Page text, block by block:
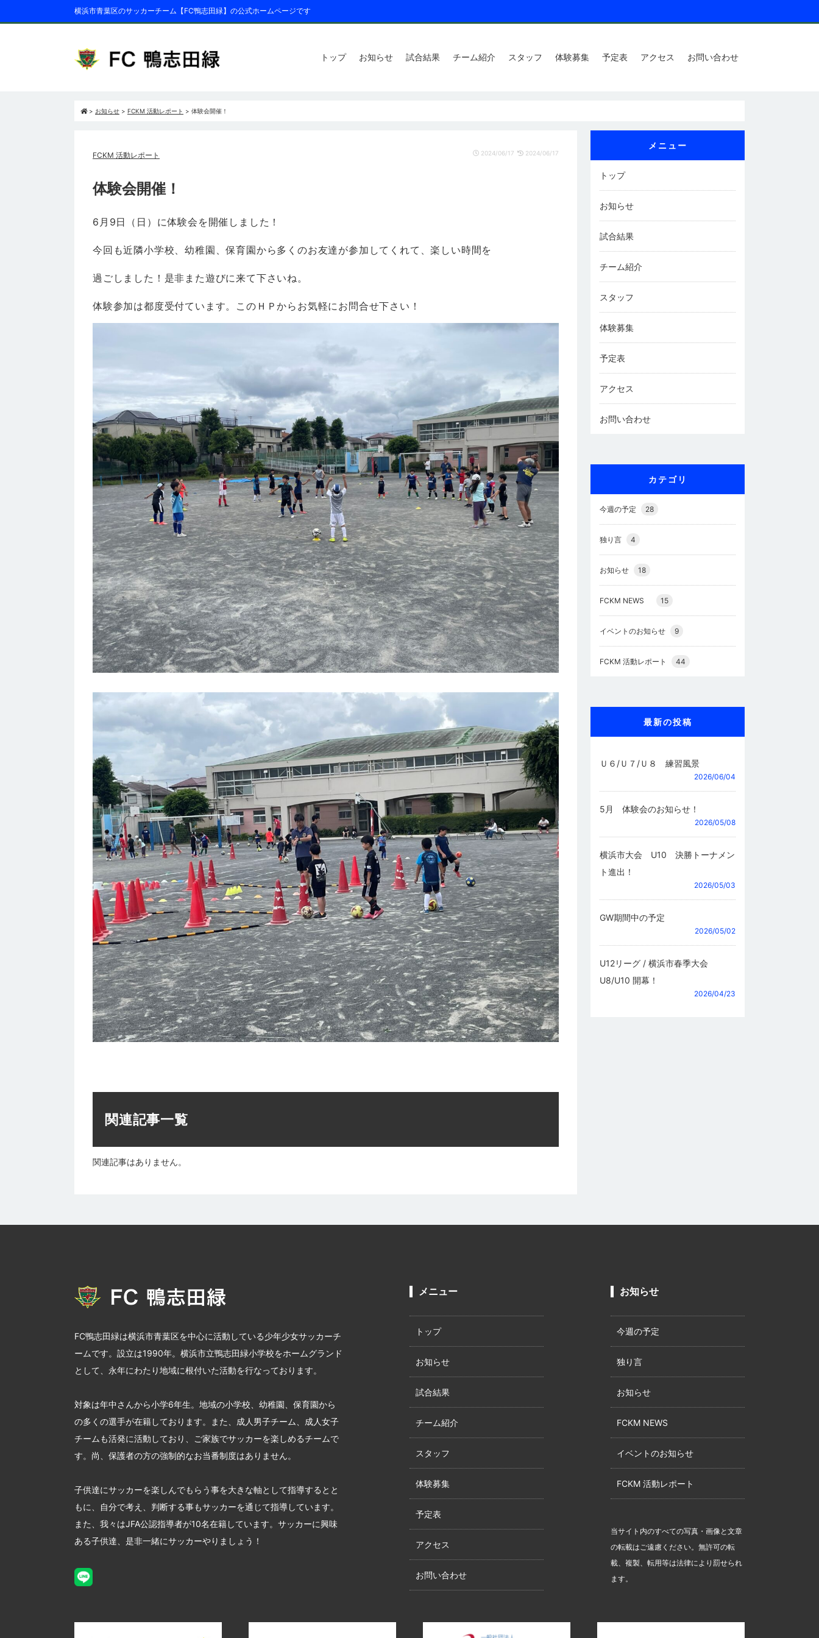
横浜市青葉区のサッカーチーム【FC鴨志田緑】の公式ホームページです
トップ お知らせ 試合結果 チーム紹介 スタッフ 体験募集 予定表 アクセス お問い合わせ
> お知らせ > FCKM 活動レポート > 体験会開催！
FCKM 活動レポート 2024/06/17 2024/06/17
体験会開催！
6月9日（日）に体験会を開催しました！
今回も近隣小学校、幼稚園、保育園から多くのお友達が参加してくれて、楽しい時間を
過ごしました！是非また遊びに来て下さいね。
体験参加は都度受付ています。このＨＰからお気軽にお問合せ下さい！
関連記事一覧
関連記事はありません。
メニュー
トップ
お知らせ
試合結果
チーム紹介
スタッフ
体験募集
予定表
アクセス
お問い合わせ
カテゴリ
今週の予定 28
独り言 4
お知らせ 18
FCKM NEWS 15
イベントのお知らせ 9
FCKM 活動レポート 44
最新の投稿
Ｕ６/Ｕ７/Ｕ８ 練習風景
2026/06/04
5月 体験会のお知らせ！
2026/05/08
横浜市大会 U10 決勝トーナメン
ト進出！
2026/05/03
GW期間中の予定
2026/05/02
U12リーグ / 横浜市春季大会
U8/U10 開幕！
2026/04/23
FC鴨志田緑は横浜市青葉区を中心に活動している少年少女サッカーチ
ームです。設立は1990年。横浜市立鴨志田緑小学校をホームグランド
として、永年にわたり地域に根付いた活動を行なっております。
対象は年中さんから小学6年生。地域の小学校、幼稚園、保育園から
の多くの選手が在籍しております。また、成人男子チーム、成人女子
チームも活発に活動しており、ご家族でサッカーを楽しめるチームで
す。尚、保護者の方の強制的なお当番制度はありません。
子供達にサッカーを楽しんでもらう事を大きな軸として指導するとと
もに、自分で考え、判断する事もサッカーを通じて指導しています。
また、我々はJFA公認指導者が10名在籍しています。サッカーに興味
ある子供達、是非一緒にサッカーやりましょう！
メニュー
トップ
お知らせ
試合結果
チーム紹介
スタッフ
体験募集
予定表
アクセス
お問い合わせ
お知らせ
今週の予定
独り言
お知らせ
FCKM NEWS
イベントのお知らせ
FCKM 活動レポート
当サイト内のすべての写真・画像と文章
の転載はご遠慮ください。無許可の転
載、複製、転用等は法律により罰せられ
ます。